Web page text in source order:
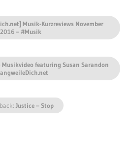
Musik-Kurzreviews November
2016 – #Musik
Musikvideo featuring Susan Sarandon
Justice – Stop